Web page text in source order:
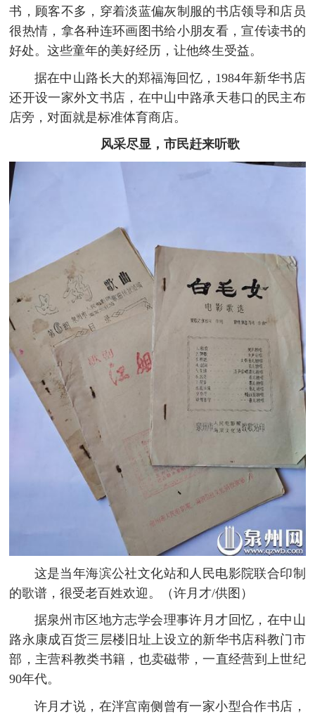
书，顾客不多，穿着淡蓝偏灰制服的书店领导和店员
很热情，拿各种连环画图书给小朋友看，宣传读书的
好处。这些童年的美好经历，让他终生受益。
据在中山路长大的郑福海回忆，1984年新华书店
还开设一家外文书店，在中山中路承天巷口的民主布
店旁，对面就是标准体育商店。
风采尽显，市民赶来听歌
这是当年海滨公社文化站和人民电影院联合印制
的歌谱，很受老百姓欢迎。（许月才/供图）
据泉州市区地方志学会理事许月才回忆，在中山
路永康成百货三层楼旧址上设立的新华书店科教门市
部，主营科教类书籍，也卖磁带，一直经营到上世纪
90年代。
许月才说，在泮宫南侧曾有一家小型合作书店，